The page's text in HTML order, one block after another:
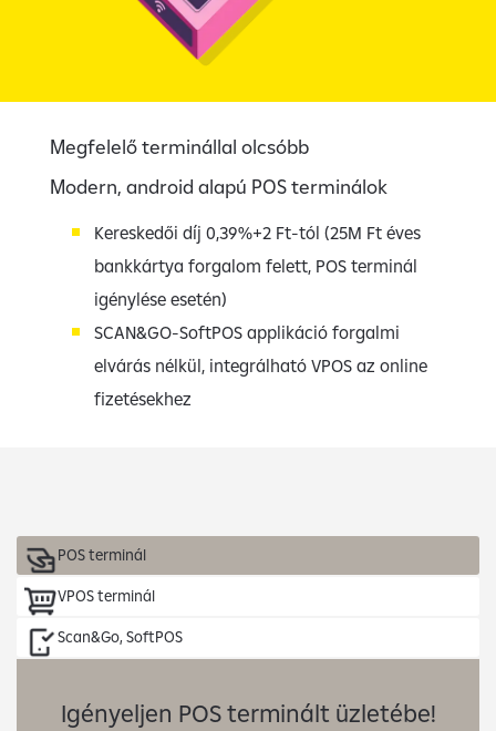
Megfelelő terminállal olcsóbb
Modern, android alapú POS terminálok
Kereskedői díj 0,39%+2 Ft-tól (25M Ft éves
bankkártya forgalom felett, POS terminál
igénylése esetén)
SCAN&GO-SoftPOS applikáció forgalmi
elvárás nélkül, integrálható VPOS az online
fizetésekhez
POS terminál
VPOS terminál
Scan&Go, SoftPOS
Igényeljen POS terminált üzletébe!